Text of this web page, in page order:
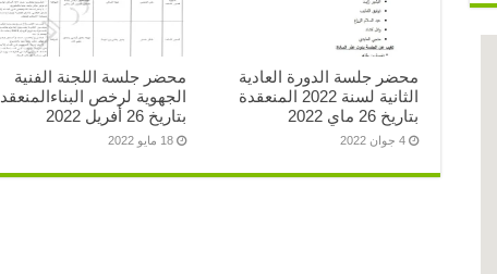
محضر جلسة الدورة العادية
الثانية لسنة 2022 المنعقدة
بتاريخ 26 ماي 2022
4 جوان 2022
محضر جلسة اللجنة الفنية
الجهوية لرخص
بتاريخ 26 أفريل 2022
18 مايو 2022